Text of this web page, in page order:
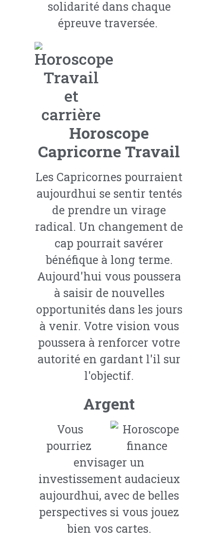
solidarité dans chaque
épreuve traversée.
Horoscope
Capricorne Travail
Les Capricornes pourraient
aujourdhui se sentir tentés
de prendre un virage
radical. Un changement de
cap pourrait savérer
bénéfique à long terme.
Aujourd'hui vous poussera
à saisir de nouvelles
opportunités dans les jours
à venir. Votre vision vous
poussera à renforcer votre
autorité en gardant l'il sur
l'objectif.
Argent
Vous
pourriez
envisager un
investissement audacieux
aujourdhui, avec de belles
perspectives si vous jouez
bien vos cartes.